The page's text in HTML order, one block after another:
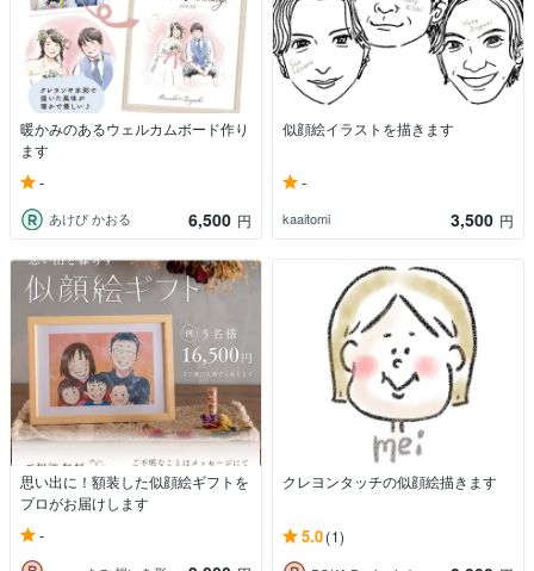
暖かみのあるウェルカムボード作り
ます
-
あけび かおる 6,500 円
似顔絵イラストを描きます
-
kaaitomi 3,500 円
思い出に！額装した似顔絵ギフトを
プロがお届けします
-
クレヨンタッチの似顔絵描きます
5.0(1)